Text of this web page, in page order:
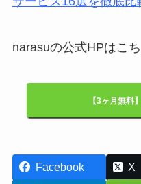
narasuの公式HPはこ
【3ヶ月無料
Facebook X